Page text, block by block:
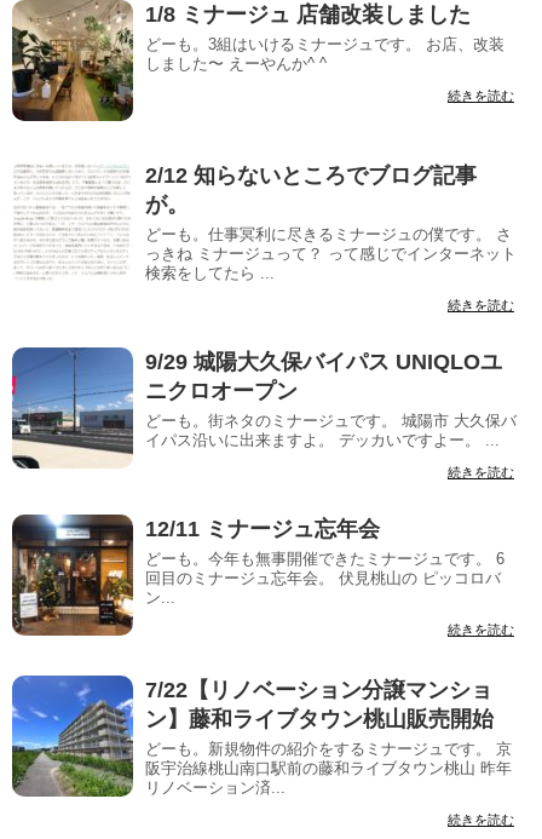
1/8 ミナージュ 店舗改装しました
どーも。3組はいけるミナージュです。 お店、改装
しました〜 えーやんか^ ^
続きを読む
2/12 知らないところでブログ記事
が。
どーも。仕事冥利に尽きるミナージュの僕です。 さ
っきね ミナージュって？ って感じでインターネット
検索をしてたら ...
続きを読む
9/29 城陽大久保バイパス UNIQLOユ
ニクロオープン
どーも。街ネタのミナージュです。 城陽市 大久保バ
イパス沿いに出来ますよ。 デッカいですよー。 ...
続きを読む
12/11 ミナージュ忘年会
どーも。今年も無事開催できたミナージュです。 6
回目のミナージュ忘年会。 伏見桃山の ピッコロバ
ン...
続きを読む
7/22【リノベーション分譲マンショ
ン】藤和ライブタウン桃山販売開始
どーも。新規物件の紹介をするミナージュです。 京
阪宇治線桃山南口駅前の藤和ライブタウン桃山 昨年
リノベーション済...
続きを読む